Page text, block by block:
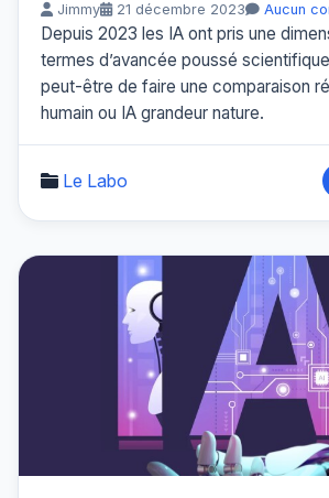
Jimmy 21 décembre 2023 Aucun
Depuis 2023 les IA ont pris une
termes d’avancée poussé
peut-être de faire une comparaison
humain ou IA grandeur nature.
Le Labo